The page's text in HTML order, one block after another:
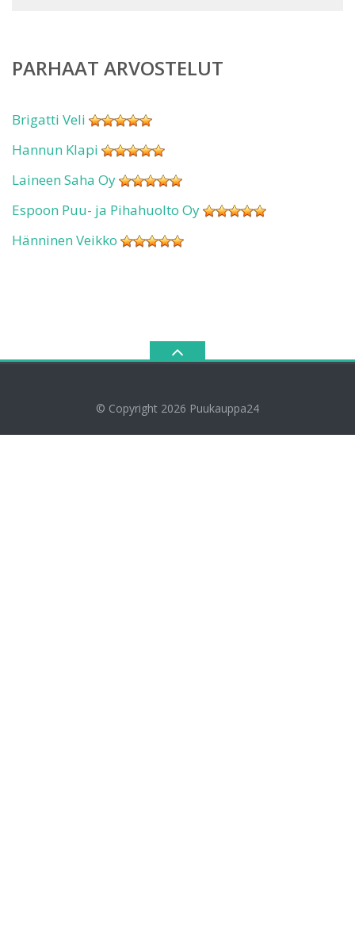
PARHAAT ARVOSTELUT
Brigatti Veli
Hannun Klapi
Laineen Saha Oy
Espoon Puu- ja Pihahuolto Oy
Hänninen Veikko
© Copyright 2026 Puukauppa24